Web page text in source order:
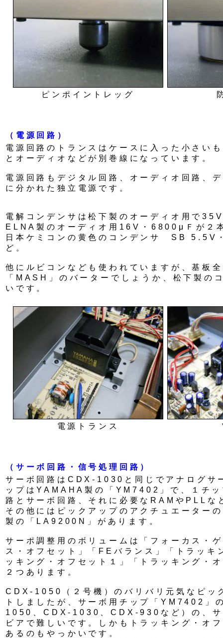
ピンポイントレッグ
（電源回路）
電源回路のトランスはケースに入った小さい
とオーディオなどが別巻線になっています。
電源回路もデジタル回路、オーディオ回路、
に分かれた独立電源です。
電解コンデンサは松下製のオーディオ用で
ELNA製のオーディオ用16V・6800μＦが２
日本ケミコンの黄色のコンデンサ SB 5.5V
ど。
他にルビコンなども使われていますが、基板
「MASH」のバーターでしょうか、松下製の
いです。
電源トランス
（サーボ回路・信号処理回路）
サーボ回路はCDX-1030と同じでアナログサ
ップはYAMAHA製の「YM7402」で、１チッ
路とサーボ回路、それに必要なRAMやPLLな
その他にはピックアップのアクチュエーター
製の「LA9200N」があります。
サーポ調整用のボリュームは「フォーカス・
ス・オフセット」「FEバランス」「トラッキ
ッキング・オフセット１」「トラッキング・
２つあります。
CDX-1050（２号機）のバリバリ元気なピッ
トしましたが、サーボ用チップ「YM7402」
1050、CDX-1030、CDX-930など）の、サ
ビアで難しいです。しかもトラッキング・オ
あるのもやっかいです。